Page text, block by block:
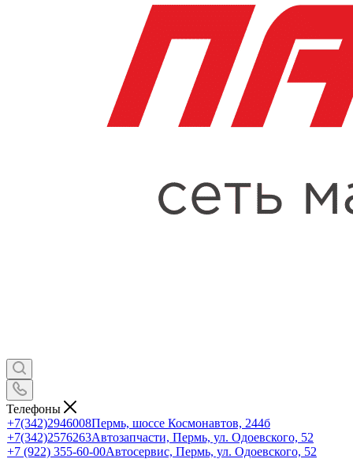
Телефоны
+7(342)2946008Пермь, шоссе Космонавтов, 244б
+7(342)2576263Автозапчасти, Пермь, ул. Одоевского, 52
+7 (922) 355-60-00Автосервис, Пермь, ул. Одоевского, 52